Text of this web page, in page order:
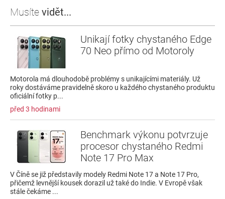
Musíte vidět...
Unikají fotky chystaného Edge
70 Neo přímo od Motoroly
Motorola má dlouhodobě problémy s unikajícími materiály. Už
roky dostáváme pravidelně skoro u každého chystaného produktu
oficiální fotky p...
před 3 hodinami
Benchmark výkonu potvrzuje
procesor chystaného Redmi
Note 17 Pro Max
V Číně se již představily modely Redmi Note 17 a Note 17 Pro,
přičemž levnější kousek dorazil už také do Indie. V Evropě však
stále čekáme ...